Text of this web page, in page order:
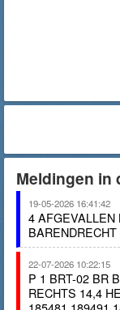
Meldingen in
19-05-2026 16:41:42
4 AFGEVALLEN
22-07-2026 10:22:15
P 1 BRT-02 BR
RECHTS 14,4